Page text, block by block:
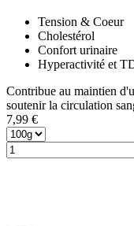
Tension & Coeur
Cholestérol
Confort urinaire
Hyperactivité et
Contribue au maintien
soutenir la circulation
7,99 €